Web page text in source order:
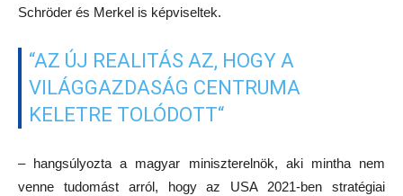
Schröder és Merkel is képviseltek.
“AZ ÚJ REALITÁS AZ, HOGY A
VILÁGGAZDASÁG CENTRUMA
KELETRE TOLÓDOTT“
– hangsúlyozta a magyar miniszterelnök, aki mintha nem
venne tudomást arról, hogy az USA 2021-ben stratégiai